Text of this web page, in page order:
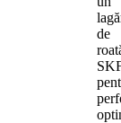
de